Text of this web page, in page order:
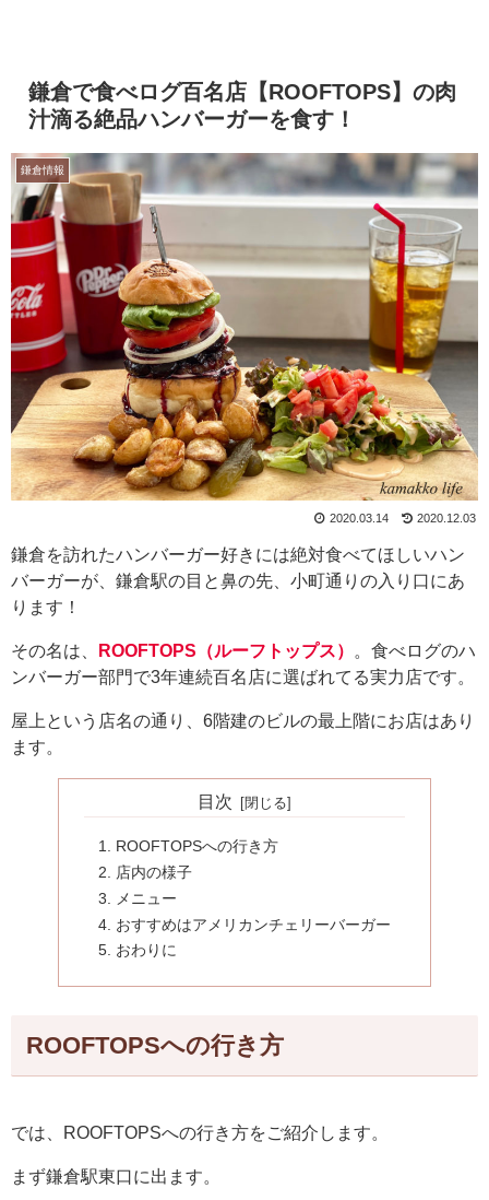
鎌倉で食べログ百名店【ROOFTOPS】の肉
汁滴る絶品ハンバーガーを食す！
鎌倉情報
2020.12.03
2020.03.14
鎌倉を訪れたハンバーガー好きには絶対食べてほしいハン
バーガーが、鎌倉駅の目と鼻の先、小町通りの入り口にあ
ります！
その名は、 ROOFTOPS（ルーフトップス）
。食べログのハ
ンバーガー部門で3年連続百名店に選ばれてる実力店です。
屋上という店名の通り、6階建のビルの最上階にお店はあり
ます。
目次
ROOFTOPSへの行き方
店内の様子
メニュー
おすすめはアメリカンチェリーバーガー
おわりに
ROOFTOPSへの行き方
では、ROOFTOPSへの行き方をご紹介します。
まず鎌倉駅東口に出ます。